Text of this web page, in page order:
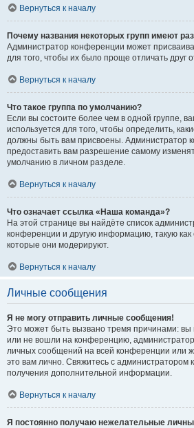
Вернуться к началу
Почему названия некоторых групп имеют
Администратор конференции может
для того, чтобы их было проще отличать друг
Вернуться к началу
Что такое группа по умолчанию?
Если вы состоите более чем в одной группе,
используется для того, чтобы определить,
должны быть вам присвоены. Администратор
предоставить вам разрешение самому
умолчанию в личном разделе.
Вернуться к началу
Что означает ссылка «Наша команда»?
На этой странице вы найдёте список
конференции и другую информацию, такую
которые они модерируют.
Вернуться к началу
Личные сообщения
Я не могу отправить личные сообщения!
Это может быть вызвано тремя причинами: вы
или не вошли на конференцию,
личных сообщений на всей конференции или
это вам лично. Свяжитесь с администратором
получения дополнительной информации.
Вернуться к началу
Я постоянно получаю нежелательные